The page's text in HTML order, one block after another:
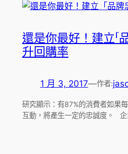
還是你最好！建立「
升回購率
1 月 3, 2017—作者:
研究顯示：有87%的消費者如果
互動，將產生一定的忠誠度。